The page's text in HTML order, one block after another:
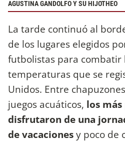
AGUSTINA GANDOLFO Y SU HIJOTHEO
La tarde continuó al
de los lugares elegidos
futbolistas para combatir
temperaturas que se
Unidos. Entre
juegos acuáticos, los
disfrutaron de una
de vacacionesy poco de